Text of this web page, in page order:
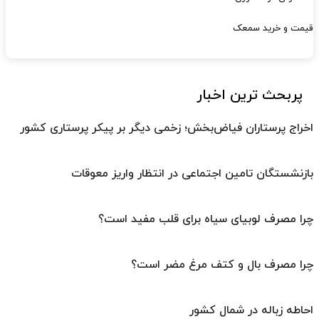
قیمت و خرید سمعک
پربحث ترین اخبار
اخراج پرستاران فیاض‌بخش؛ زخمی دیگر بر پیکر پرستاری کشور
بازنشستگان تامین اجتماعی در انتظار واریز معوقات
چرا مصرف لوبیای سیاه برای قلب مفید است؟
چرا مصرف بال و کتف مرغ مضر است؟
احاطه زباله در شمال کشور